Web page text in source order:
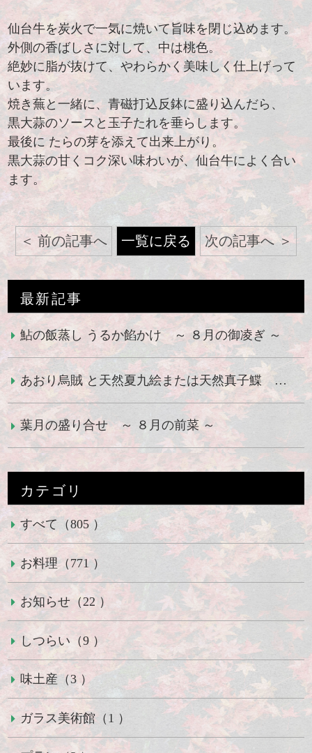
仙台牛を炭火で一気に焼いて旨味を閉じ込めます。
外側の香ばしさに対して、中は桃色。
絶妙に脂が抜けて、やわらかく美味しく仕上げって
います。
焼き蕪と一緒に、青磁打込反鉢に盛り込んだら、
黒大蒜のソースと玉子たれを垂らします。
最後に たらの芽を添えて出来上がり。
黒大蒜の甘くコク深い味わいが、仙台牛によく合い
ます。
前の記事へ 一覧に戻る 次の記事へ
最新記事
鮎の飯蒸し うるか餡かけ ～ ８月の御凌ぎ ～
あおり烏賊 と天然夏九絵または天然真子鰈 ～ ８月の御造り ～
葉月の盛り合せ ～ ８月の前菜 ～
カテゴリ
すべて（805 ）
お料理（771 ）
お知らせ（22 ）
しつらい（9 ）
味土産（3 ）
ガラス美術館（1 ）